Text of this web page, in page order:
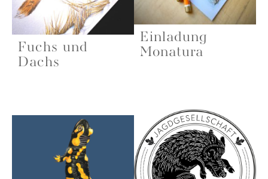
Fuchs und
Dachs
Einladung
Monatura